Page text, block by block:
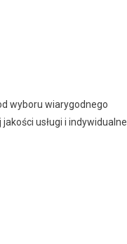
wyboru wiarygodnego
usługi i indywidualne